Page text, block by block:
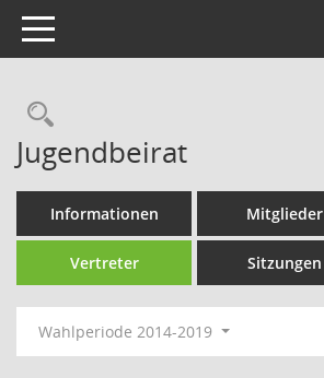
Toggle navigation
Rechercheauswahl
Jugendbeirat
Informationen Mitglieder
Vertreter Sitzungen
Wahlperiode 2014-2019